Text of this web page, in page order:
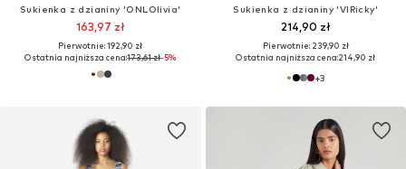
Sukienka z dzianiny 'ONLOlivia'
163,97 zł
Pierwotnie: 192,90 zł
Ostatnia najniższa cena:173,61 zł-5%
Sukienka z dzianiny 'VIRicky'
214,90 zł
Pierwotnie: 239,90 zł
Ostatnia najniższa cena:214,90 zł
+3